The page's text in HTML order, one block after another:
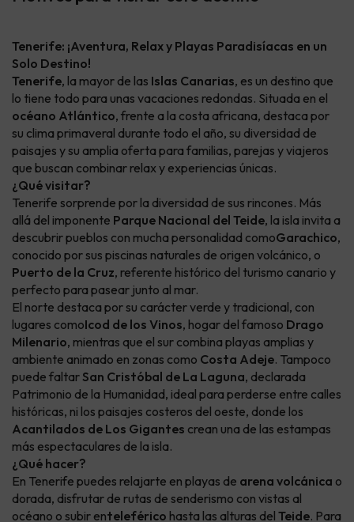
Tenerife: ¡Aventura, Relax y Playas Paradisíacas en un
Solo Destino!
Tenerife, la mayor de las Islas Canarias, es un destino que
lo tiene todo para unas vacaciones redondas. Situada en el
océano Atlántico, frente a la costa africana, destaca por
su clima primaveral durante todo el año, su diversidad de
paisajes y su amplia oferta para familias, parejas y viajeros
que buscan combinar relax y experiencias únicas.
¿Qué visitar?
Tenerife sorprende por la diversidad de sus rincones. Más
allá del imponente Parque Nacional del Teide, la isla invita a
descubrir pueblos con mucha personalidad comoGarachico,
conocido por sus piscinas naturales de origen volcánico, o
Puerto de la Cruz, referente histórico del turismo canario y
perfecto para pasear junto al mar.
El norte destaca por su carácter verde y tradicional, con
lugares comoIcod de los Vinos, hogar del famoso Drago
Milenario, mientras que el sur combina playas amplias y
ambiente animado en zonas como Costa Adeje. Tampoco
puede faltar San Cristóbal de La Laguna, declarada
Patrimonio de la Humanidad, ideal para perderse entre calles
históricas, ni los paisajes costeros del oeste, donde los
Acantilados de Los Gigantes crean una de las estampas
más espectaculares de la isla.
¿Qué hacer?
En Tenerife puedes relajarte en playas de arena volcánica o
dorada, disfrutar de rutas de senderismo con vistas al
océano o subir enteleférico hasta las alturas del Teide. Para